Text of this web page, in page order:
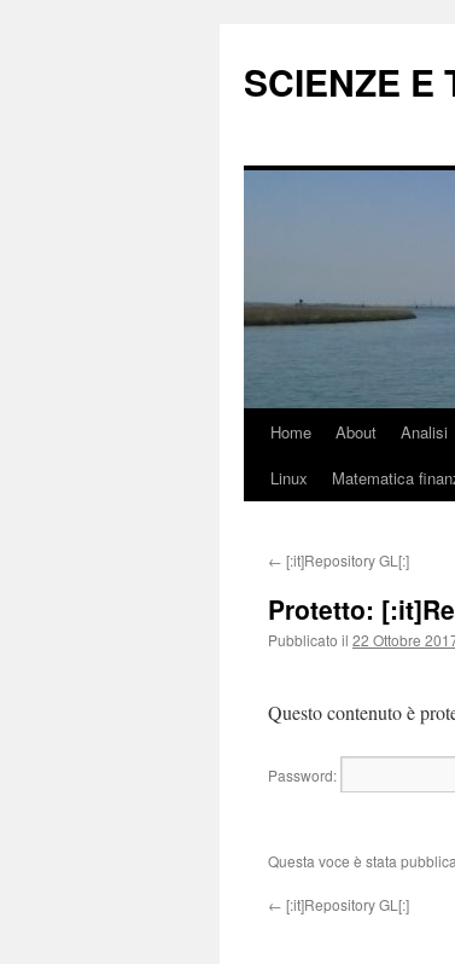
contenuto
SCIENZE E
Home About Analisi
Linux
Matematica
← [:it]Repository GL[:]
Protetto:
Pubblicato il 22 Ottobre
Questo contenuto è
Password:
Questa voce è stata
← [:it]Repository GL[:]